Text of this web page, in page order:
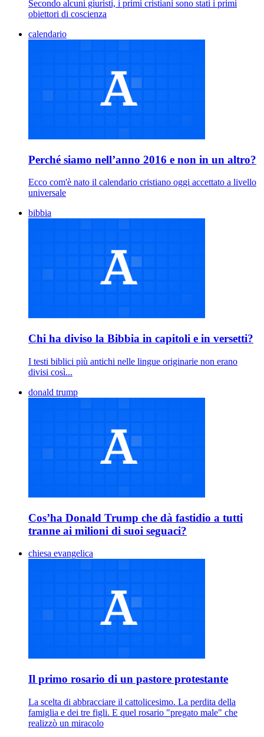
Secondo alcuni giuristi, i primi cristiani sono stati i primi
obiettori di coscienza
calendario
Perché siamo nell’anno 2016 e non in un altro?
Ecco com'è nato il calendario cristiano oggi accettato a livello
universale
bibbia
Chi ha diviso la Bibbia in capitoli e in versetti?
I testi biblici più antichi nelle lingue originarie non erano
divisi così...
donald trump
Cos’ha Donald Trump che dà fastidio a tutti
tranne ai milioni di suoi seguaci?
chiesa evangelica
Il primo rosario di un pastore protestante
La scelta di abbracciare il cattolicesimo. La perdita della
famiglia e dei tre figli. E quel rosario "pregato male" che
realizzò un miracolo